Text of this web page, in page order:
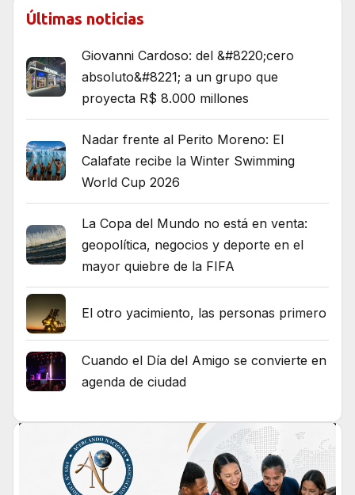
Últimas noticias
Giovanni Cardoso: del &#8220;cero
absoluto&#8221; a un grupo que
proyecta R$ 8.000 millones
Nadar frente al Perito Moreno: El
Calafate recibe la Winter Swimming
World Cup 2026
La Copa del Mundo no está en venta:
geopolítica, negocios y deporte en el
mayor quiebre de la FIFA
El otro yacimiento, las personas primero
Cuando el Día del Amigo se convierte en
agenda de ciudad